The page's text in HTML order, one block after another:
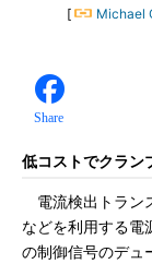
[ Michael
Share
低コストでクラン
電流検出トラン
などを利用する電
の制御信号のデュ